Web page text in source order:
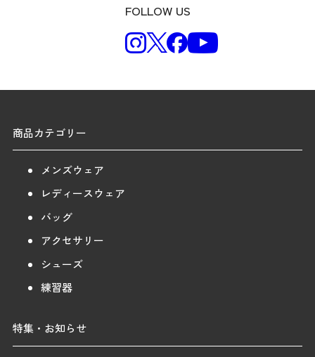
FOLLOW US
商品カテゴリー
メンズウェア
レディースウェア
バッグ
アクセサリー
シューズ
練習器
特集・お知らせ